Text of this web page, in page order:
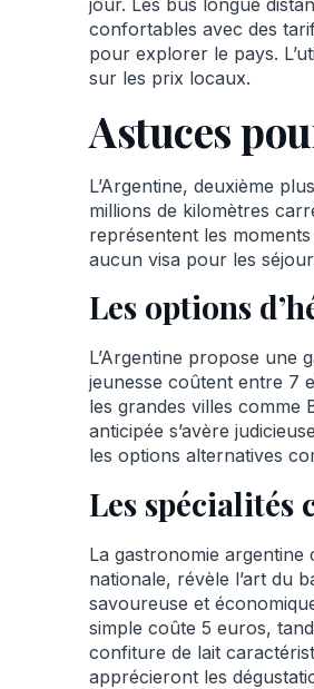
jour. Les bus longue
confortables avec des
pour explorer le pays.
sur les prix locaux.
Astuces
L’Argentine, deuxième
millions de kilomètres
représentent les
aucun visa pour les
Les options
L’Argentine propose une
jeunesse coûtent entre 7
les grandes villes comme
anticipée s’avère
les options alternatives
Les
La gastronomie argentine
nationale, révèle l’art du
savoureuse et
simple coûte 5 euros,
confiture de lait
apprécieront les